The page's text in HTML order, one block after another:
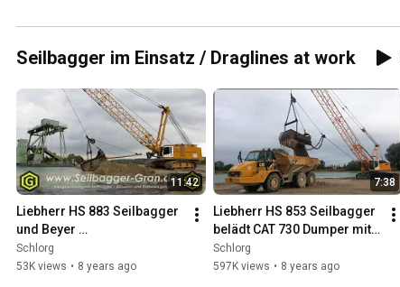
Seilbagger im Einsatz / Draglines at work
11:42
Liebherr HS 883 Seilbagger
und Beyer
Schwimmgreiferanlage /
Liebherr Dragline and
Schlorg
53K views • 8 years ago
7:38
Liebherr HS 853 Seilbagger
belädt CAT 730 Dumper mit
Kies / dragline loading
dump truck with gravel
Schlorg
597K views • 8 years ago